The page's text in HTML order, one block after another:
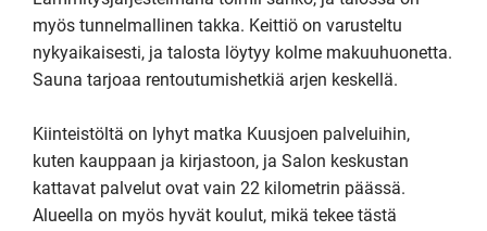
myös tunnelmallinen takka. Keittiö on varusteltu
nykyaikaisesti, ja talosta löytyy kolme makuuhuonetta.
Sauna tarjoaa rentoutumishetkiä arjen keskellä.
Kiinteistöltä on lyhyt matka Kuusjoen palveluihin,
kuten kauppaan ja kirjastoon, ja Salon keskustan
kattavat palvelut ovat vain 22 kilometrin päässä.
Alueella on myös hyvät koulut, mikä tekee tästä